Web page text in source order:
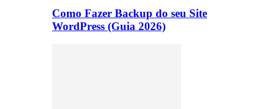
Como Fazer Backup do seu Site
WordPress (Guia 2026)